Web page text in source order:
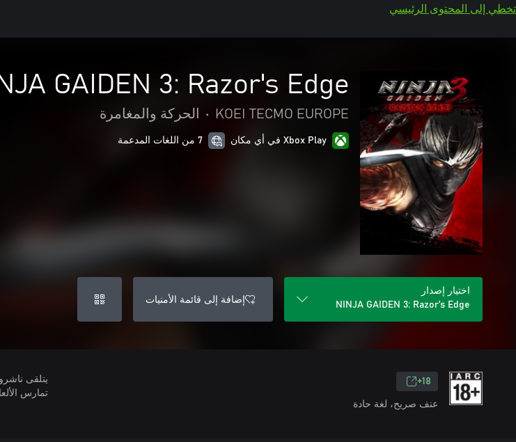
تخطي إلى المحتوى الرئيسي
GAIDEN 3: Razor's Edge
KOEI TECMO EUROPE
• الحركة والمغامرة
Xbox Play في أي مكان 7 من اللغات المدعمة
اختيار إصدار
NINJA GAIDEN 3: Razor's Edge
إضافة إلى قائمة الأمنيات
18+
عنف صريح، لغة حادة
تمارس